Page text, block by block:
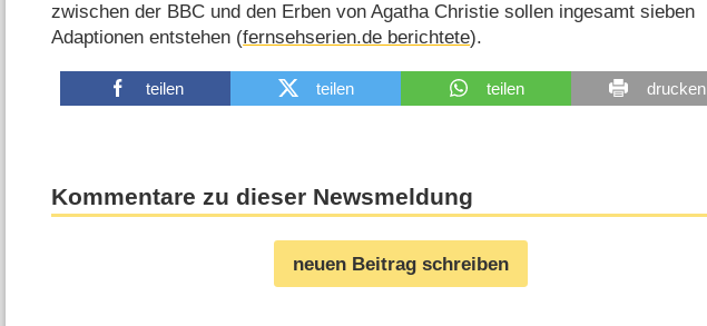
zwischen der BBC und den Erben von Agatha Christie sollen ingesamt sieben
Adaptionen entstehen (fernsehserien.de berichtete).
teilen teilen teilen drucken
Kommentare zu dieser Newsmeldung
neuen Beitrag schreiben